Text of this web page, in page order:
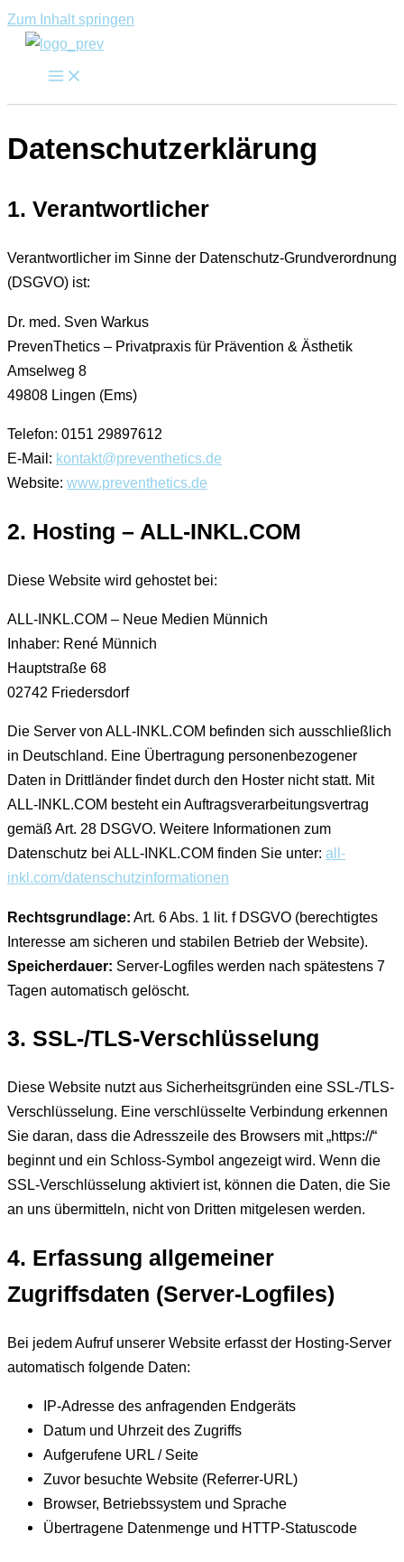
Zum Inhalt springen
Datenschutzerklärung
1. Verantwortlicher
Verantwortlicher im Sinne der Datenschutz-Grundverordnung
(DSGVO) ist:
Dr. med. Sven Warkus
PrevenThetics – Privatpraxis für Prävention & Ästhetik
Amselweg 8
49808 Lingen (Ems)
Telefon: 0151 29897612
E-Mail: kontakt@preventhetics.de
Website: www.preventhetics.de
2. Hosting – ALL-INKL.COM
Diese Website wird gehostet bei:
ALL-INKL.COM – Neue Medien Münnich
Inhaber: René Münnich
Hauptstraße 68
02742 Friedersdorf
Die Server von ALL-INKL.COM befinden sich ausschließlich
in Deutschland. Eine Übertragung personenbezogener
Daten in Drittländer findet durch den Hoster nicht statt. Mit
ALL-INKL.COM besteht ein Auftragsverarbeitungsvertrag
gemäß Art. 28 DSGVO. Weitere Informationen zum
Datenschutz bei ALL-INKL.COM finden Sie unter: all-
inkl.com/datenschutzinformationen
Rechtsgrundlage: Art. 6 Abs. 1 lit. f DSGVO (berechtigtes
Interesse am sicheren und stabilen Betrieb der Website).
Speicherdauer: Server-Logfiles werden nach spätestens 7
Tagen automatisch gelöscht.
3. SSL-/TLS-Verschlüsselung
Diese Website nutzt aus Sicherheitsgründen eine SSL-/TLS-
Verschlüsselung. Eine verschlüsselte Verbindung erkennen
Sie daran, dass die Adresszeile des Browsers mit „https://“
beginnt und ein Schloss-Symbol angezeigt wird. Wenn die
SSL-Verschlüsselung aktiviert ist, können die Daten, die Sie
an uns übermitteln, nicht von Dritten mitgelesen werden.
4. Erfassung allgemeiner
Zugriffsdaten (Server-Logfiles)
Bei jedem Aufruf unserer Website erfasst der Hosting-Server
automatisch folgende Daten:
IP-Adresse des anfragenden Endgeräts
Datum und Uhrzeit des Zugriffs
Aufgerufene URL / Seite
Zuvor besuchte Website (Referrer-URL)
Browser, Betriebssystem und Sprache
Übertragene Datenmenge und HTTP-Statuscode